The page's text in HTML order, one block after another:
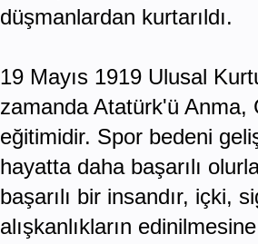
düşmanlardan kurtarıldı.
19 Mayıs 1919 Ulusal
zamanda Atatürk'ü Anma,
eğitimidir. Spor bedeni
hayatta daha başarılı
başarılı bir insandır, içki,
alışkanlıkların